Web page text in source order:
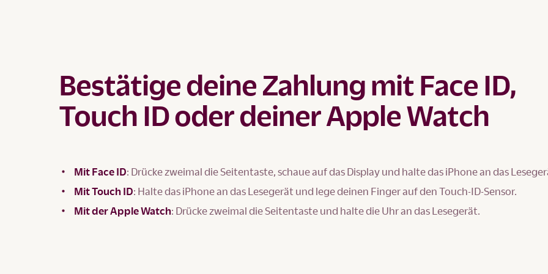
Bestätige deine Zahlung mit Face ID,
Touch ID oder deiner Apple Watch
Mit Face ID: Drücke zweimal die Seitentaste, schaue auf das Display und halte das iPhone an das
Mit Touch ID: Halte das iPhone an das Lesegerät und lege deinen Finger auf den Touch-ID-Sensor.
Mit der Apple Watch: Drücke zweimal die Seitentaste und halte die Uhr an das Lesegerät.